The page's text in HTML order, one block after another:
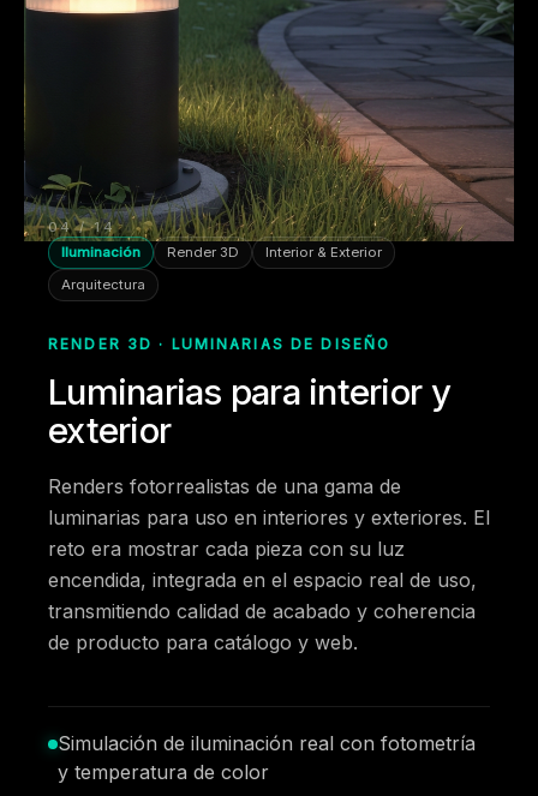
04 / 14
Iluminación
Render 3D
Interior & Exterior
Arquitectura
RENDER 3D · LUMINARIAS DE DISEÑO
Luminarias para interior y
exterior
Renders fotorrealistas de una gama de
luminarias para uso en interiores y exteriores. El
reto era mostrar cada pieza con su luz
encendida, integrada en el espacio real de uso,
transmitiendo calidad de acabado y coherencia
de producto para catálogo y web.
Simulación de iluminación real con fotometría
y temperatura de color